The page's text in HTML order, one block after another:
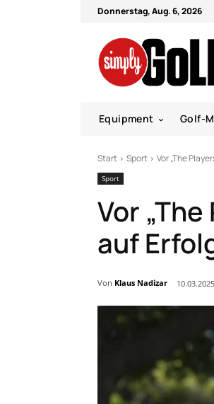
Donnerstag, Aug. 6, 2026
Equipment Golf-
Start Sport Vor „The
Sport
Vor
auf
Von Klaus Nadizar 10.03.2025